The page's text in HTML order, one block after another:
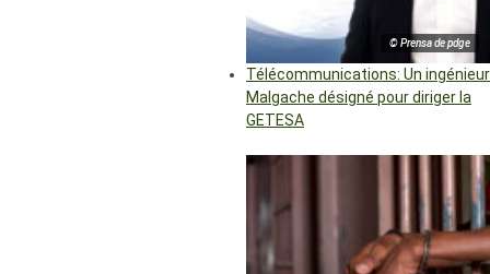
© Prensa de pdge
Télécommunications: Un ingénieur
Malgache désigné pour diriger la
GETESA